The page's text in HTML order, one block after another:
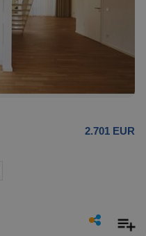
2.701 EUR